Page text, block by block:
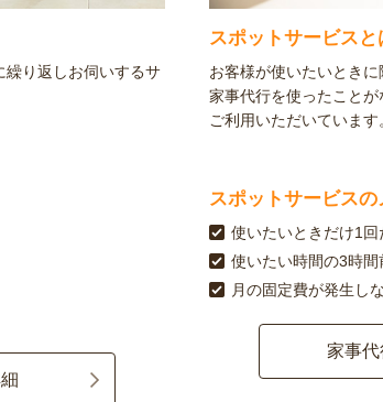
繰り返しお伺いするサ
スポットサービスと
お客様が使いたいときに
家事代行を使ったこと
ご利用いただいています
スポットサービスの
使いたいときだけ1回
使いたい時間の3時
月の固定費が発生し
家事